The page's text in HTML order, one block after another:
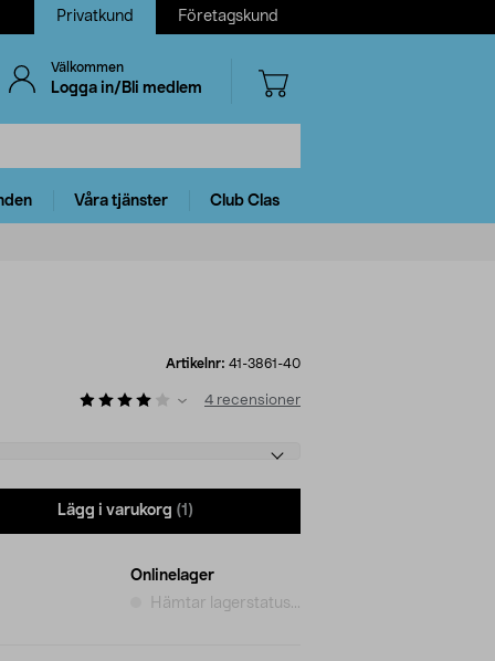
Privatkund Företagskund
Välkommen
Logga in/Bli medlem
Våra tjänster Club Clas
Artikelnr: 41-3861-40
4 recensioner
Lägg i varukorg (1)
Onlinelager
Hämtar lagerstatus...